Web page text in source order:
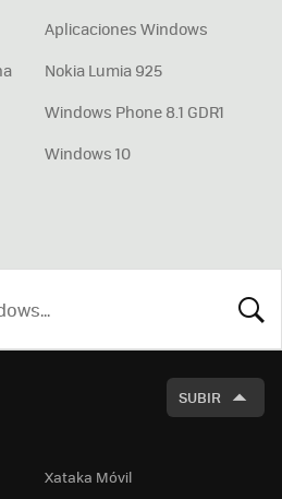
Aplicaciones Windows
Nokia Lumia 925
Windows Phone 8.1 GDR1
Windows 10
SUBIR
Xataka Móvil